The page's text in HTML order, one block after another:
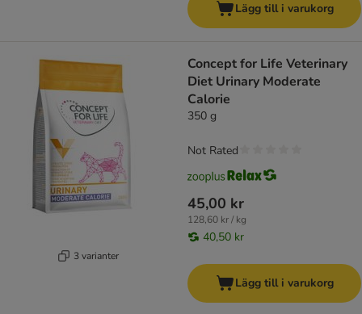
Lägg till i varukorg
3 varianter
Concept for Life Veterinary
Diet Urinary Moderate
Calorie
350 g
45,00 kr
128,60 kr / kg
40,50 kr
Not Rated
Lägg till i varukorg